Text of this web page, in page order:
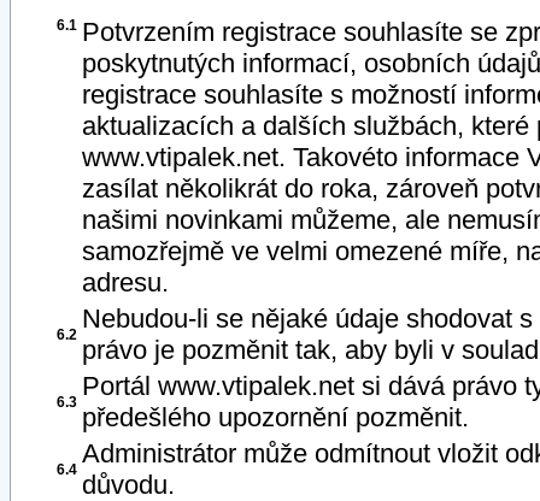
6.1 Potvrzením registrace souhlasíte se
poskytnutých informací, osobních
registrace souhlasíte s možností
aktualizacích a dalších službách, které
www.vtipalek.net. Takovéto informace
zasílat několikrát do roka, zároveň
našimi novinkami můžeme, ale
samozřejmě ve velmi omezené míře,
adresu.
6.2
Nebudou-li se nějaké údaje shodovat
právo je pozměnit tak, aby byli v
6.3
Portál www.vtipalek.net si dává právo
předešlého upozornění pozměnit.
6.4
Administrátor může odmítnout vložit
důvodu.